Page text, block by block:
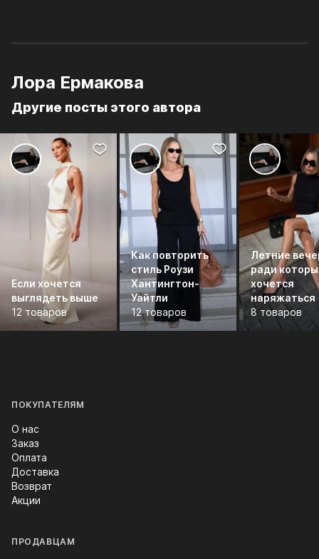
Лора Ермакова
Другие посты этого автора
Если хочется
выглядеть выше
12 товаров
Как повторить
стиль Роузи
Хантингтон-
Уайтли
12 товаров
Летние
ради
хочется
наряжаться
8 товаров
ПОКУПАТЕЛЯМ
О нас
Заказ
Оплата
Доставка
Возврат
Акции
ПРОДАВЦАМ